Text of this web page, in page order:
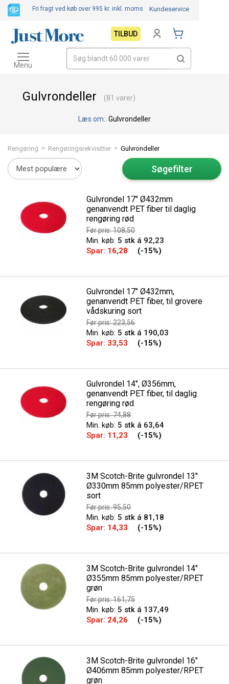
Gulvrondeller (81 varer)
Læs om: Gulvrondeller
Rengøring > Rengøringsrekvisitter > Gulvrondeller
Søgefilter
Gulvrondel 17" Ø432mm
genanvendt PET fiber til daglig
rengøring rød
Før pris: 108,50
Min. køb: 5 stk á 92,23
Spar: 16,28 (-15%)
Gulvrondel 17" Ø432mm,
genanvendt PET fiber, til grovere
vådskuring sort
Før pris: 223,56
Min. køb: 5 stk á 190,03
Spar: 33,53 (-15%)
Gulvrondel 14", Ø356mm,
genanvendt PET fiber, til daglig
rengøring rød
Før pris: 74,88
Min. køb: 5 stk á 63,64
Spar: 11,23 (-15%)
3M Scotch-Brite gulvrondel 13"
Ø330mm 85mm polyester/RPET
sort
Før pris: 95,50
Min. køb: 5 stk á 81,18
Spar: 14,33 (-15%)
3M Scotch-Brite gulvrondel 14"
Ø355mm 85mm polyester/RPET
grøn
Før pris: 161,75
Min. køb: 5 stk á 137,49
Spar: 24,26 (-15%)
3M Scotch-Brite gulvrondel 16"
Ø406mm 85mm polyester/RPET
grøn
Fri fragt ved køb over 995 kr. inkl. moms Kundeservice
TILBUD
Toggle
navigation
Menu